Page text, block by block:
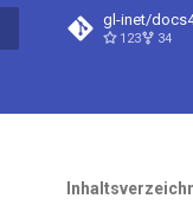
gl-inet/
123 34